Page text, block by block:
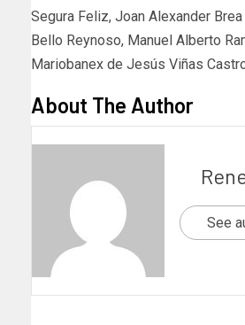
Segura Feliz, Joan Alexander
Bello Reynoso, Manuel Alberto
Mariobanex de Jesús Viñas
About The Author
See